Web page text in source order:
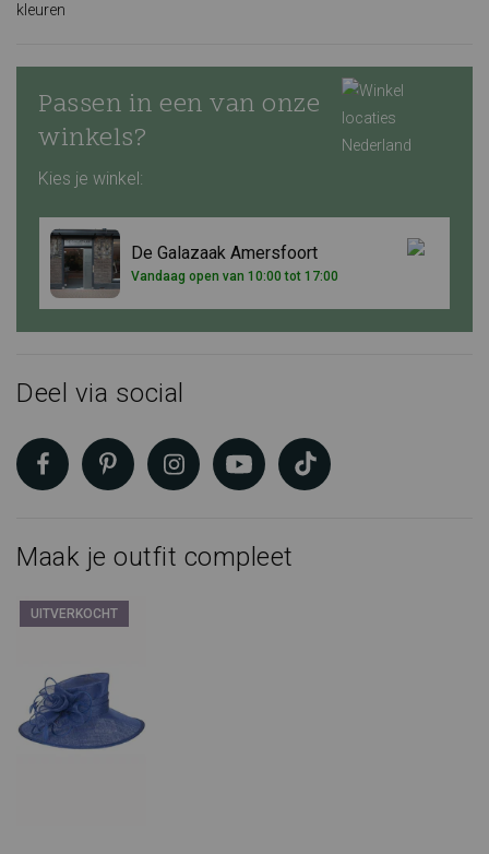
kleuren
Passen in een van onze
winkels?
Kies je winkel:
De Galazaak Amersfoort
Vandaag open van 10:00 tot 17:00
Deel via social
Maak je outfit compleet
UITVERKOCHT